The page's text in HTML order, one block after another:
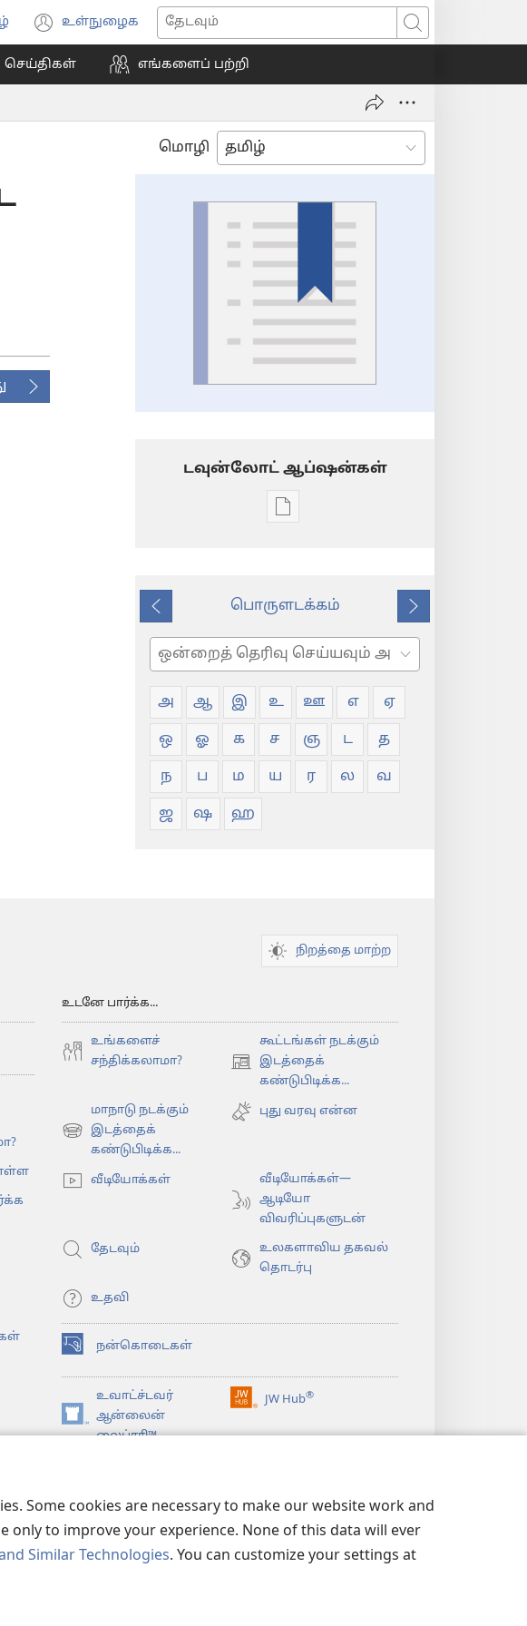
Some cookies are necessary to make our website work and
only to improve your experience. None of this data will ever
Similar Technologies. You can customize your settings at
உள்நுழைக
(opens
window)
தேடவும்
செய்திகள் எங்களைப் பற்றி
மொழி
டவுன்லோட் ஆப்ஷன்கள்
டிஜிட்டல்
சொல்
பட்டியல்
முந்தைய
பொருளடக்கம்
அடுத்து
தேடவும்
அ
ஆ இ உ ஊ எ ஏ
ஒ ஓ க ச ஞ ட த
ந ப ம ய ர ல வ
ஜ ஷ ஹ
நிறத்தை மாற்ற
உடனே பார்க்க...
உங்களைச்
சந்திக்கலாமா?
கூட்டங்கள் நடக்கும்
இடத்தைக்
கண்டுபிடிக்க...
(opens
window)
மாநாடு நடக்கும்
இடத்தைக்
கண்டுபிடிக்க...
(opens
window)
புது வரவு என்ன
வீடியோக்கள்
வீடியோக்கள்—
ஆடியோ
விவரிப்புகளுடன்
தேடவும்
உலகளாவிய தகவல்
தொடர்பு
உதவி
நன்கொடைகள்
(opens
new
window)உவாட்ச்டவர்
ஆன்லைன்
லைப்ரரி™
(opens
JW Hub®
(opens